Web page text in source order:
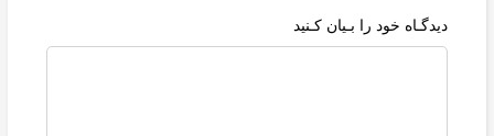
دیدگـاه خود را بـیان کـنید